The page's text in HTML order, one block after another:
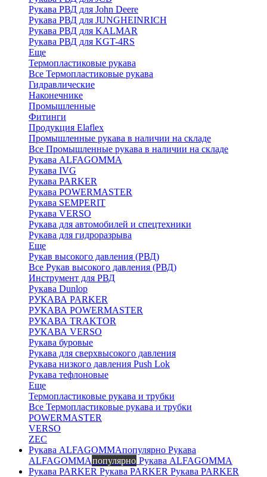
Рукава РВД для John Deere
Рукава РВД для JUNGHEINRICH
Рукава РВД для KALMAR
Рукава РВД для KGT-4RS
Еще
Термопластиковые рукава
Все Термопластиковые рукава
Гидравлические
Наконечнике
Промышленные
Фитинги
Продукция Elaflex
Промышленные рукава в наличии на складе
Все Промышленные рукава в наличии на складе
Рукава ALFAGOMMA
Рукава IVG
Рукава PARKER
Рукава POWERMASTER
Рукава SEMPERIT
Рукава VERSO
Рукава для автомобилей и спецтехники
Рукава для гидроразрыва
Еще
Рукав высокого давления (РВД)
Все Рукав высокого давления (РВД)
Инструмент для РВД
Рукава Dunlop
РУКАВА PARKER
РУКАВА POWERMASTER
РУКАВА TRAKTOR
РУКАВА VERSO
Рукава буровые
Рукава для сверхвысокого давления
Рукава низкого давления Push Lok
Рукава тефлоновые
Еще
Термопластиковые рукава и трубки
Все Термопластиковые рукава и трубки
POWERMASTER
VERSO
ZEC
Рукава
ALFAGOMMAпопулярно Рукава ALFAGOMMA
Рукава PARKER Рукава PARKER